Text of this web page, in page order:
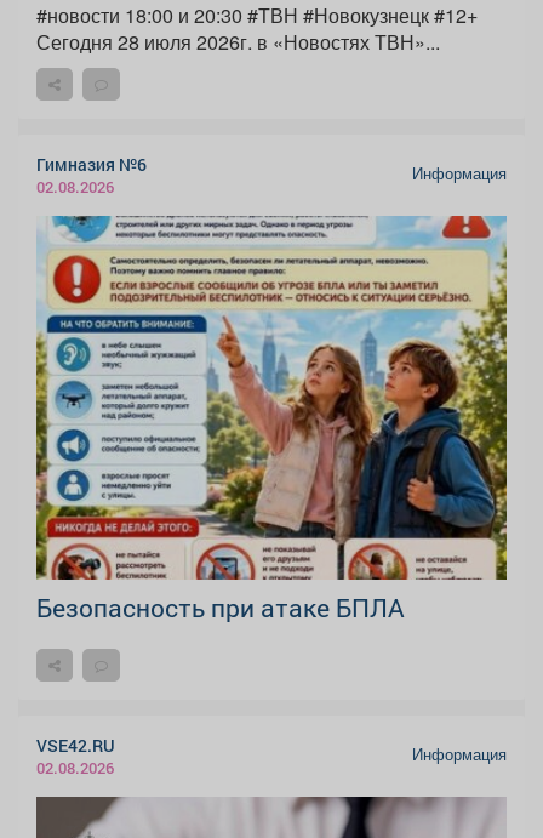
#новости 18:00 и 20:30 #ТВН #Новокузнецк #12+
Сегодня 28 июля 2026г. в «Новостях ТВН»...
Гимназия №6
02.08.2026
Информация
Безопасность при атаке БПЛА
VSE42.RU
02.08.2026
Информация